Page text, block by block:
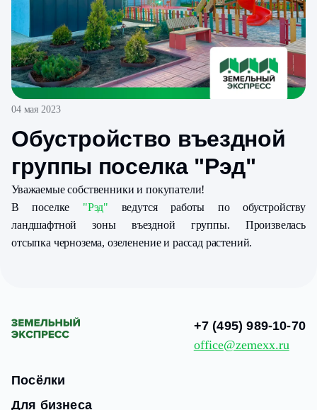
04 мая 2023
Обустройство въездной
группы поселка "Рэд"
Уважаемые собственники и покупатели!
В поселке "Рэд" ведутся работы по обустройству
ландшафтной зоны въездной группы. Произвелась
отсыпка чернозема, озеленение и рассад растений.
Посёлки
Для бизнеса
+7 (495) 989-10-70
office@zemexx.ru